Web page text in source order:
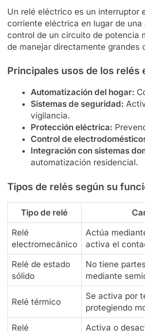
Un relé eléctrico es un interruptor
corriente eléctrica en lugar de
control de un circuito de potencia
de manejar directamente grandes
Principales usos de los
Automatización del hogar:
Sistemas de seguridad:
vigilancia.
Protección eléctrica:
Control de
Integración con sistemas
automatización residencial.
Tipos de relés según su
Tipo de relé
Relé
electromecánico
Actúa
activa el
Relé de estado
sólido
No tiene
mediante
Relé térmico
Se activa por
protegiendo
Relé
Activa o